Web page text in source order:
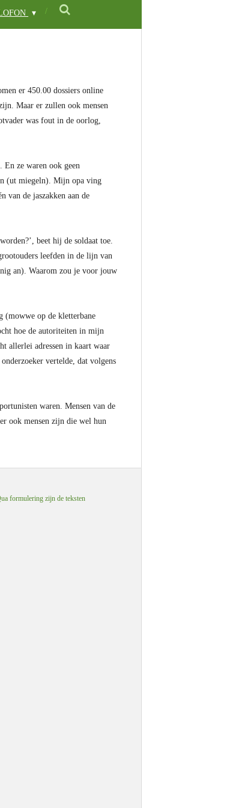
er 450.00 dossiers online
Maar er zullen ook mensen
was fout in de oorlog,
ze waren ook geen
(ut miegeln). Mijn opa ving
van de jaszakken aan de
beet hij de soldaat toe.
leefden in de lijn van
an). Waarom zou je voor jouw
(mowwe op de kletterbane
hoe de autoriteiten in mijn
allerlei adressen in kaart waar
vertelde, dat volgens
waren. Mensen van de
ook mensen zijn die wel hun
formulering zijn de teksten